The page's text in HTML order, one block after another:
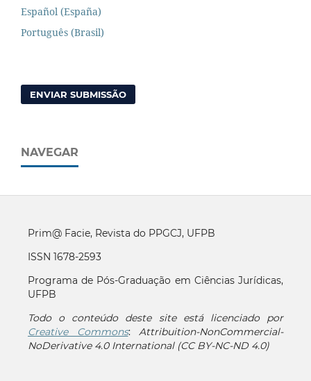
Español (España)
Português (Brasil)
ENVIAR SUBMISSÃO
NAVEGAR
Prim@ Facie, Revista do PPGCJ, UFPB
ISSN 1678-2593
Programa de Pós-Graduação em Ciências Jurídicas,
UFPB
Todo o conteúdo deste site está licenciado por
Creative Commons:Attribuition-NonCommercial-
NoDerivative 4.0 International (CC BY-NC-ND 4.0)